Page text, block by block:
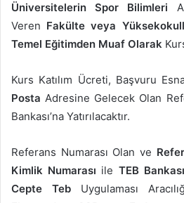
Üniversitelerin Spor Bilimleri
Veren Fakülte veya
Temel Eğitimden Muaf Olarak
Kurs Katılım Ücreti, Başvuru
Posta Adresine Gelecek Olan
Bankası’na Yatırılacaktır.
Referans Numarası Olan ve
Kimlik Numarası ile TEB Bankası
Cepte TebUygulaması